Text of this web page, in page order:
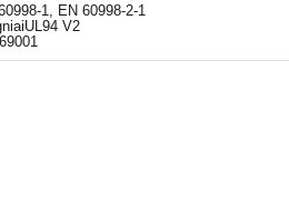
1, EN 60998-2-1
UL94 V2